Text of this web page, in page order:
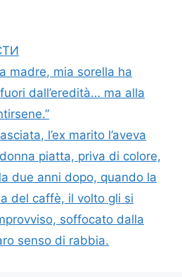
madre, mia sorella ha
dall’eredità… ma alla
l’ex marito l’aveva
piatta, priva di colore,
due anni dopo, quando la
del caffè, il volto gli si
soffocato dalla
senso di rabbia.